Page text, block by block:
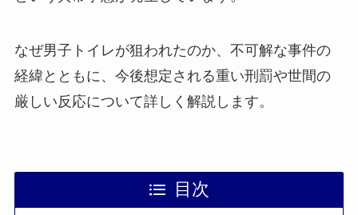
なぜ男子トイレが狙われたのか、不可解な事件の
経緯とともに、今後想定される重い刑罰や世間の
厳しい反応について詳しく解説します。
目次